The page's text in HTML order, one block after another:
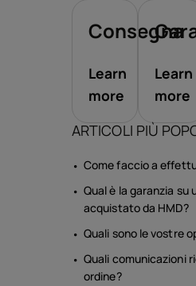
Consegna
Learn
more
Learn
more
ARTICOLI PIÙ
Come faccio a
Qual è la garanzia su
acquistato da HMD?
Quali sono le vostre
Quali comunicazioni
ordine?